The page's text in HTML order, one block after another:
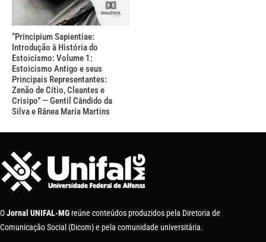
“Principium Sapientiae:
Introdução à História do
Estoicismo: Volume 1:
Estoicismo Antigo e seus
Principais Representantes:
Zenão de Cítio, Cleantes e
Crisipo” — Gentil Cândido da
Silva e Rânea Maria Martins
OJornal UNIFAL-MG reúne conteúdos produzidos pela Diretoria de
Comunicação Social (Dicom) e pela comunidade universitária.